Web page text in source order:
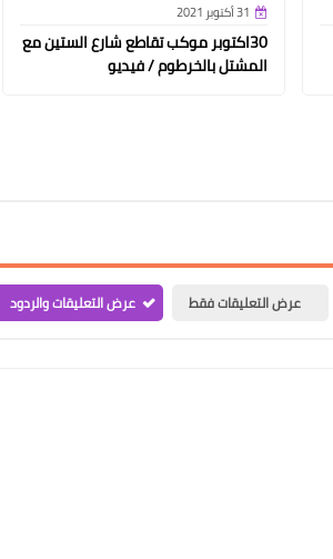
31 أكتوبر 2021
30اكتوبر موكب تقاطع شارع الستين مع
المشتل بالخرطوم / فيديو
عرض التعليقات فقط عرض التعليقات والردود